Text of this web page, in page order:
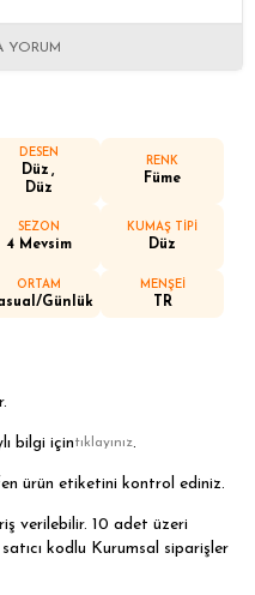
YORUM
DESEN
Düz
Düz
RENK
Füme
SEZON
4 Mevsim
KUMAŞ TİPİ
Düz
ORTAM
Günlük
MENŞEİ
TR
bilgi içintıklayınız.
ürün etiketini kontrol ediniz.
verilebilir. 10 adet üzeri
kodlu Kurumsal siparişler